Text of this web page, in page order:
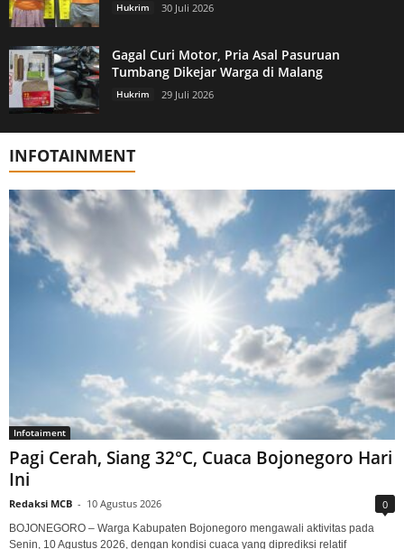
Hukrim 30 Juli 2026
Gagal Curi Motor, Pria Asal Pasuruan
Tumbang Dikejar Warga di Malang
Hukrim 29 Juli 2026
INFOTAINMENT
Infotaiment
Pagi Cerah, Siang 32°C, Cuaca Bojonegoro Hari
Ini
Redaksi MCB - 10 Agustus 2026 0
BOJONEGORO – Warga Kabupaten Bojonegoro mengawali aktivitas pada
Senin, 10 Agustus 2026, dengan kondisi cuaca yang diprediksi relatif